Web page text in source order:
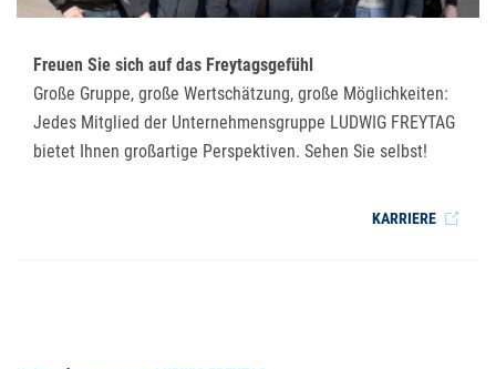
Freuen Sie sich auf das Freytagsgefühl
Große Gruppe, große Wertschätzung, große Möglichkeiten:
Jedes Mitglied der Unternehmensgruppe LUDWIG FREYTAG
bietet Ihnen großartige Perspektiven. Sehen Sie selbst!
KARRIERE